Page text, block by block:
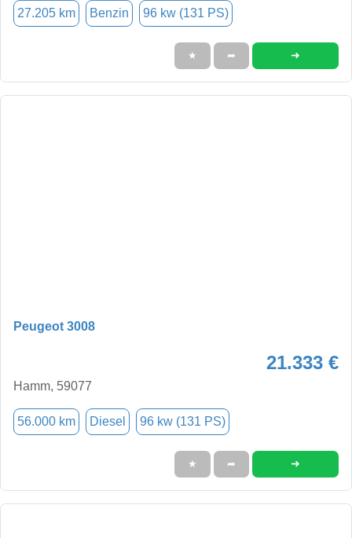
27.205 km Benzin 96 kw (131 PS)
★ ➦ ➜
Peugeot 3008
21.333 €
Hamm, 59077
56.000 km Diesel 96 kw (131 PS)
★ ➦ ➜